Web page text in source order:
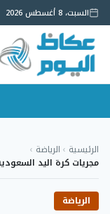
السبت، 8 أغسطس 2026
إلى
المحتوى
الرئيسية › الرياضة ›
مجريات كرة اليد
الرياضة